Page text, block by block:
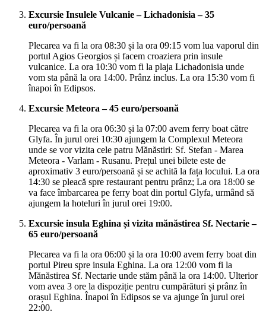
Excursie Insulele Vulcanie – Lichadonisia – 35
euro/persoană
Plecarea va fi la ora 08:30 și la ora 09:15 vom lua vaporul din
portul Agios Georgios și facem croaziera prin insule
vulcanice. La ora 10:30 vom fi la plaja Lichadonisia unde
vom sta până la ora 14:00. Prânz inclus. La ora 15:30 vom fi
înapoi în Edipsos.
Excursie Meteora – 45 euro/persoană
Plecarea va fi la ora 06:30 și la 07:00 avem ferry boat către
Glyfa. În jurul orei 10:30 ajungem la Complexul Meteora
unde se vor vizita cele patru Mănăstiri: Sf. Stefan - Marea
Meteora - Varlam - Rusanu. Prețul unei bilete este de
aproximativ 3 euro/persoană și se achită la fața locului. La ora
14:30 se pleacă spre restaurant pentru prânz; La ora 18:00 se
va face îmbarcarea pe ferry boat din portul Glyfa, urmând să
ajungem la hoteluri în jurul orei 19:00.
Excursie insula Eghina și vizita mănăstirea Sf. Nectarie –
65 euro/persoană
Plecarea va fi la ora 06:00 și la ora 10:00 avem ferry boat din
portul Pireu spre insula Eghina. La ora 12:00 vom fi la
Mănăstirea Sf. Nectarie unde stăm până la ora 14:00. Ulterior
vom avea 3 ore la dispoziție pentru cumpărături și prânz în
orașul Eghina. Înapoi în Edipsos se va ajunge în jurul orei
22:00.